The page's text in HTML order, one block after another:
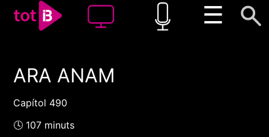
☰
00:00 00:00
ARA ANAM
Capítol 490
🕓 107 minuts